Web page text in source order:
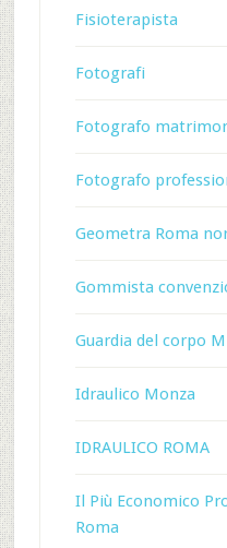
Fisioterapista
Fotografi
Fotografo
Fotografo
Geometra Roma
Gommista
Guardia del corpo
Idraulico Monza
IDRAULICO ROMA
Il Più Economico
Roma